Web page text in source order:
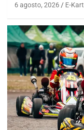
6 agosto, 2026 E-Kart